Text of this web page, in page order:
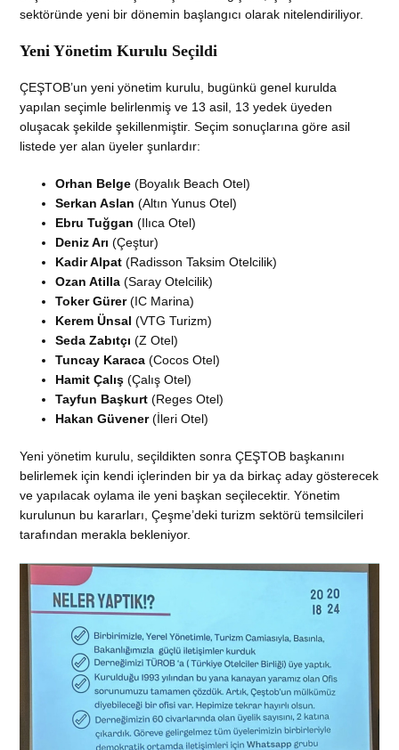
sektöründe yeni bir dönemin başlangıcı olarak nitelendiriliyor.
Yeni Yönetim Kurulu Seçildi
ÇEŞTOB’un yeni yönetim kurulu, bugünkü genel kurulda
yapılan seçimle belirlenmiş ve 13 asil, 13 yedek üyeden
oluşacak şekilde şekillenmiştir. Seçim sonuçlarına göre asil
listede yer alan üyeler şunlardır:
Orhan Belge (Boyalık Beach Otel)
Serkan Aslan (Altın Yunus Otel)
Ebru Tuğgan (Ilıca Otel)
Deniz Arı (Çeştur)
Kadir Alpat (Radisson Taksim Otelcilik)
Ozan Atilla (Saray Otelcilik)
Toker Gürer(IC Marina)
Kerem Ünsal (VTG Turizm)
Seda Zabıtçı (Z Otel)
Tuncay Karaca (Cocos Otel)
Hamit Çalış (Çalış Otel)
Tayfun Başkurt (Reges Otel)
Hakan Güvener(İleri Otel)
Yeni yönetim kurulu, seçildikten sonra ÇEŞTOB başkanını
belirlemek için kendi içlerinden bir ya da birkaç aday gösterecek
ve yapılacak oylama ile yeni başkan seçilecektir. Yönetim
kurulunun bu kararları, Çeşme’deki turizm sektörü temsilcileri
tarafından merakla bekleniyor.